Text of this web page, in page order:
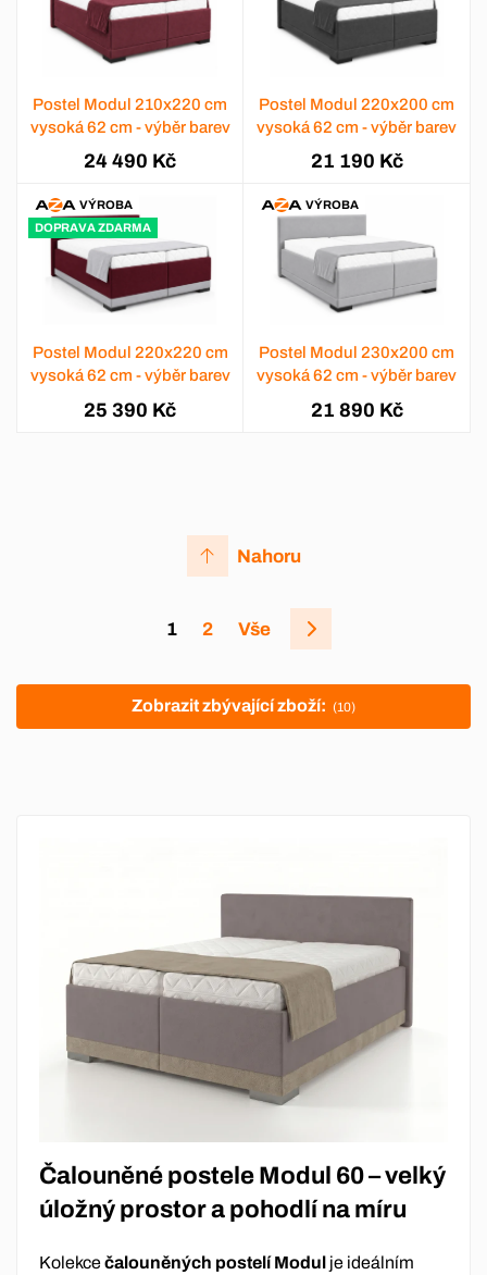
Postel Modul 210x220 cm
vysoká 62 cm - výběr barev
24 490 Kč
Postel Modul 220x200 cm
vysoká 62 cm - výběr barev
21 190 Kč
VÝROBA
DOPRAVA ZDARMA
Postel Modul 220x220 cm
vysoká 62 cm - výběr barev
25 390 Kč
VÝROBA
Postel Modul 230x200 cm
vysoká 62 cm - výběr barev
21 890 Kč
1 2 Vše
Nahoru
Zobrazit zbývající zboží: (10)
Čalouněné postele Modul 60 – velký
úložný prostor a pohodlí na míru
Kolekcečalouněných postelí Modul je ideálním